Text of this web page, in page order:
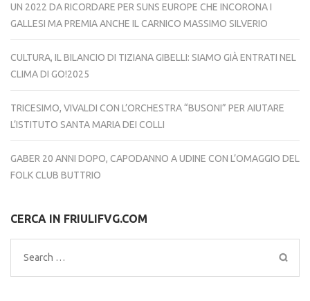
UN 2022 DA RICORDARE PER SUNS EUROPE CHE INCORONA I
GALLESI MA PREMIA ANCHE IL CARNICO MASSIMO SILVERIO
CULTURA, IL BILANCIO DI TIZIANA GIBELLI: SIAMO GIÀ ENTRATI NEL
CLIMA DI GO!2025
TRICESIMO, VIVALDI CON L’ORCHESTRA “BUSONI” PER AIUTARE
L’ISTITUTO SANTA MARIA DEI COLLI
GABER 20 ANNI DOPO, CAPODANNO A UDINE CON L’OMAGGIO DEL
FOLK CLUB BUTTRIO
CERCA IN FRIULIFVG.COM
Search
for: